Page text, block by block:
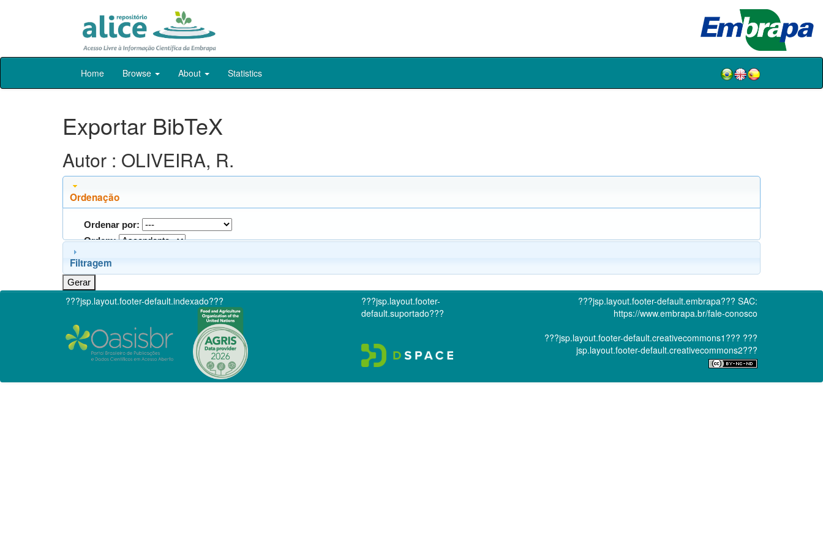
Skip
Home Browse About Statistics
Exportar BibTeX
Autor : OLIVEIRA, R.
Ordenação
Ordenar por:
Ordem:
Filtragem
???jsp.layout.footer-default.indexado???
???jsp.layout.footer-
default.suportado???
???jsp.layout.footer-default.embrapa??? SAC:
https://www.embrapa.br/fale-conosco
???jsp.layout.footer-default.creativecommons1??? ???
jsp.layout.footer-default.creativecommons2???